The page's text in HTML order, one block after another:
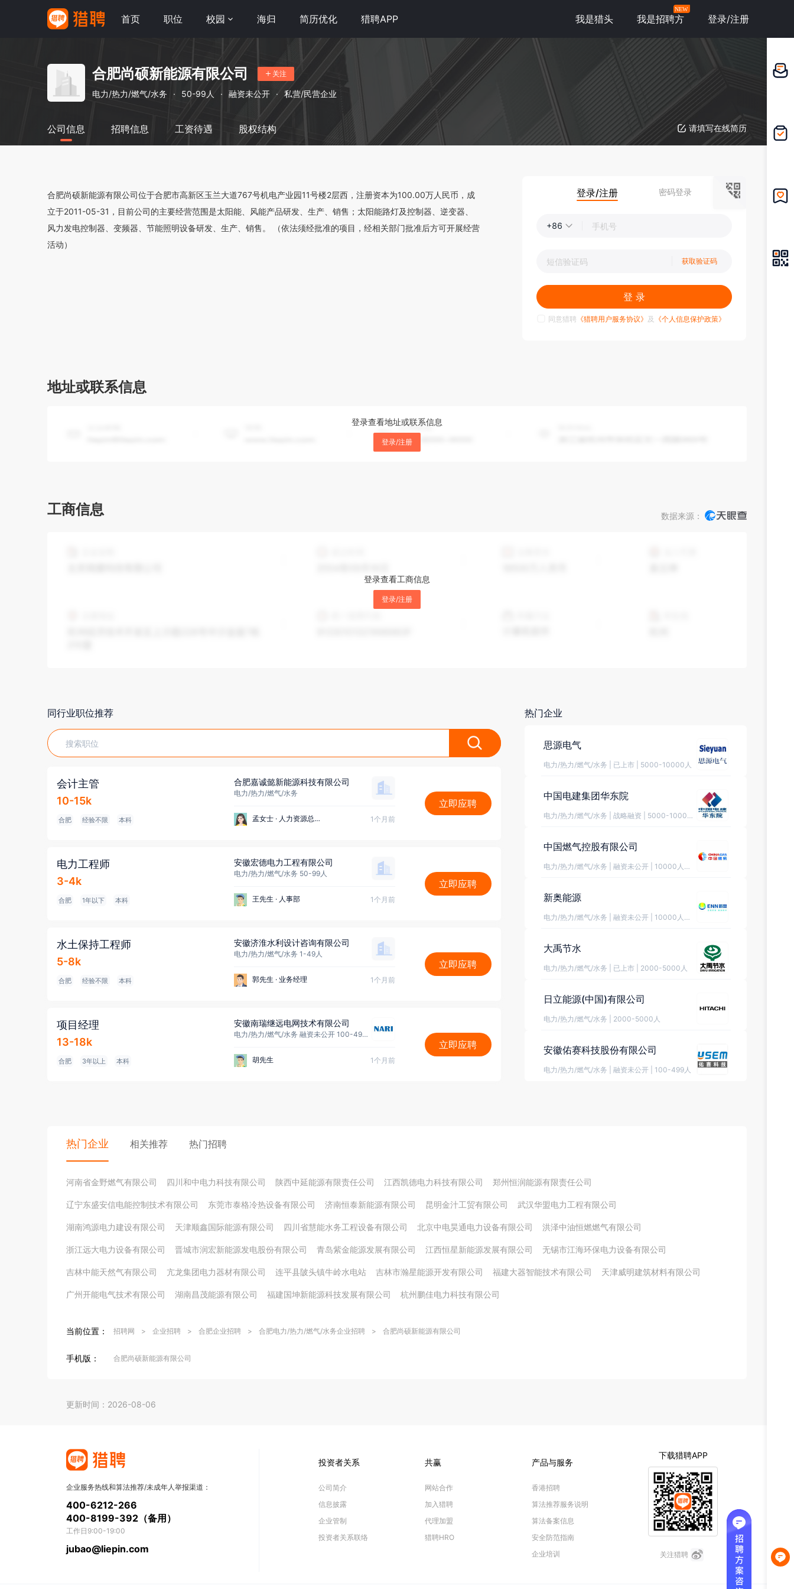
首页 职位 校园 海归 简历优化 猎聘APP 我是猎头 我是招聘方
NEW
登录/注册
合肥尚硕新能源有限公司 关注
电力/热力/燃气/水务 · 50-99人 · 融资未公开 · 私营/民营企业
公司信息 招聘信息 工资待遇 股权结构 请填写在线简历
登录/注册 密码登录
+86
获取验证码
登 录
同意猎聘 《猎聘用户服务协议》 及 《个人信息保护政策》
合肥尚硕新能源有限公司位于合肥市高新区玉兰大道767号机电产业园11号楼2层西，注册资本为100.00万人民币，成
立于2011-05-31，目前公司的主要经营范围是太阳能、风能产品研发、生产、销售；太阳能路灯及控制器、逆变器、
风力发电控制器、变频器、节能照明设备研发、生产、销售。 （依法须经批准的项目，经相关部门批准后方可开展经营
活动）
地址或联系信息
登录查看地址或联系信息
登录/注册
工商信息 数据来源：
登录查看工商信息
登录/注册
同行业职位推荐
会计主管
10-15k
合肥 经验不限 本科
合肥嘉诚懿新能源科技有限公司
电力/热力/燃气/水务
孟女士 ·人力资源总监 1个月前
立即应聘
电力工程师
3-4k
合肥 1年以下 本科
安徽宏德电力工程有限公司
电力/热力/燃气/水务 50-99人
王先生 ·人事部 1个月前
立即应聘
水土保持工程师
5-8k
合肥 经验不限 本科
安徽济淮水利设计咨询有限公司
电力/热力/燃气/水务 1-49人
郭先生 ·业务经理 1个月前
立即应聘
项目经理
13-18k
合肥 3年以上 本科
安徽南瑞继远电网技术有限公司
电力/热力/燃气/水务 融资未公开 100-499人
胡先生 1个月前
立即应聘
热门企业
思源电气
电力/热力/燃气/水务 已上市 5000-10000人
中国电建集团华东院
电力/热力/燃气/水务 战略融资 5000-10000人
中国燃气控股有限公司
电力/热力/燃气/水务 融资未公开 10000人以上
新奥能源
电力/热力/燃气/水务 融资未公开 10000人以上
大禹节水
电力/热力/燃气/水务 已上市 2000-5000人
日立能源(中国)有限公司
电力/热力/燃气/水务 2000-5000人
安徽佑赛科技股份有限公司
电力/热力/燃气/水务 融资未公开 100-499人
热门企业 相关推荐 热门招聘
河南省金野燃气有限公司 四川和中电力科技有限公司 陕西中延能源有限责任公司 江西凯德电力科技有限公司 郑州恒润能源有限责任公司
辽宁东盛安信电能控制技术有限公司 东莞市泰格冷热设备有限公司 济南恒泰新能源有限公司 昆明金汁工贸有限公司 武汉华盟电力工程有限公司
湖南鸿源电力建设有限公司 天津顺鑫国际能源有限公司 四川省慧能水务工程设备有限公司 北京中电昊通电力设备有限公司 洪泽中油恒燃燃气有限公司
浙江远大电力设备有限公司 晋城市润宏新能源发电股份有限公司 青岛紫金能源发展有限公司 江西恒星新能源发展有限公司 无锡市江海环保电力设备有限公司
吉林中能天然气有限公司 亢龙集团电力器材有限公司 连平县陂头镇牛岭水电站 吉林市瀚星能源开发有限公司 福建大器智能技术有限公司 天津威明建筑材料有限公司
广州开能电气技术有限公司 湖南昌茂能源有限公司 福建国坤新能源科技发展有限公司 杭州鹏佳电力科技有限公司
当前位置： 招聘网 > 企业招聘 > 合肥企业招聘 > 合肥电力/热力/燃气/水务企业招聘 > 合肥尚硕新能源有限公司
手机版： 合肥尚硕新能源有限公司
更新时间：2026-08-06